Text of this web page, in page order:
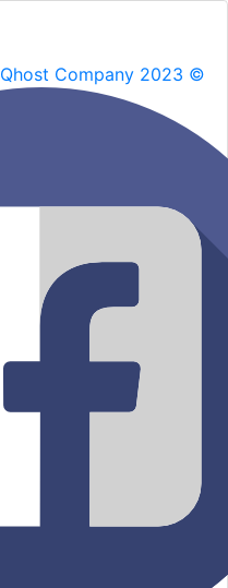
Qhost Company 2023 ©